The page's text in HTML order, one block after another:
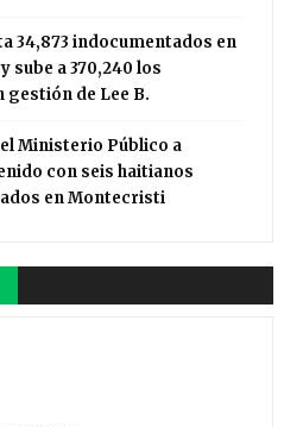
34,873 indocumentados en
sube a 370,240 los
gestión de Lee B.
Ministerio Público a
con seis haitianos
en Montecristi